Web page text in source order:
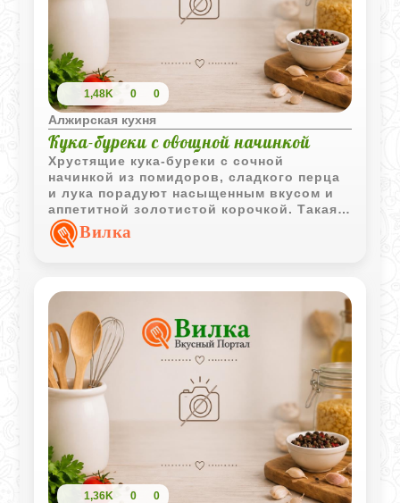
1,48K 0 0
Алжирская кухня
Кука-буреки с овощной начинкой
Хрустящие кука-буреки с сочной
начинкой из помидоров, сладкого перца
и лука порадуют насыщенным вкусом и
аппетитной золотистой корочкой. Такая
выпечка одинаково хороша как в
горячем, так и в тёплом виде.
Вилка
1,36K 0 0